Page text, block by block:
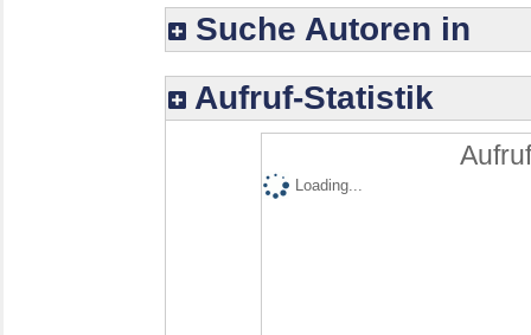
Suche Autoren in
Aufruf-Statistik
Loading...